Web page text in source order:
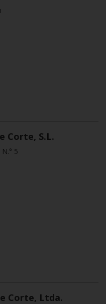
Corte, S.L.
5
Corte, Ltda.